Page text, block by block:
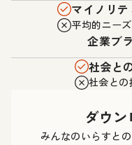
マイノリ
平均的ニー
企業ブ
社会と
社会との
ダウ
みんなのいらすと